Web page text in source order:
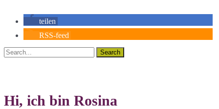
teilen
RSS-feed
Search
Hi, ich bin Rosina